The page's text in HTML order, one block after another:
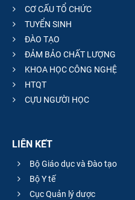
CƠ CẤU TỔ CHỨC
TUYỂN SINH
ĐÀO TẠO
ĐẢM BẢO CHẤT LƯỢNG
KHOA HỌC CÔNG NGHỆ
HTQT
CỰU NGƯỜI HỌC
LIÊN KẾT
Bộ Giáo dục và Đào tạo
Bộ Y tế
Cục Quản lý dược